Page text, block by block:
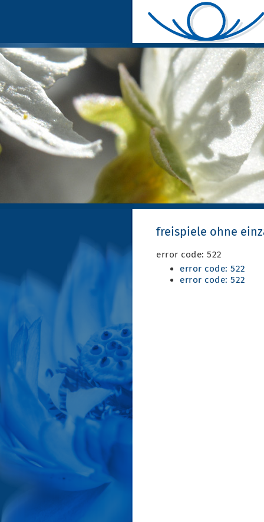
freispiele ohne
error code: 522
error code: 522
error code: 522